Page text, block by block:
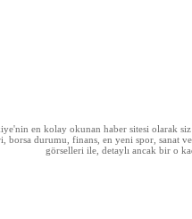
en kolay okunan haber sitesi olarak siz
borsa durumu, finans, en yeni spor, sanat
görselleri ile, detaylı ancak bir o